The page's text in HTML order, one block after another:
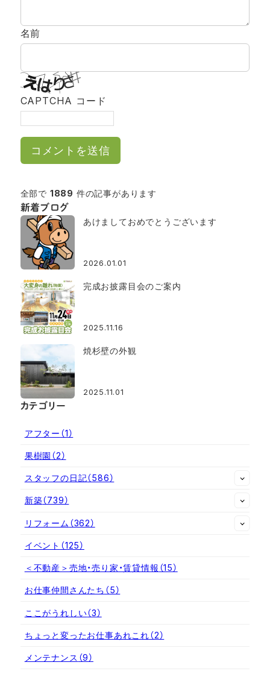
名前
CAPTCHA コード
全部で 1889 件の記事があります
新着ブログ
あけましておめでとうございます
2026.01.01
完成お披露目会のご案内
2025.11.16
焼杉壁の外観
2025.11.01
カテゴリー
アフター （1）
果樹園 （2）
スタッフの日記（586）
新築（739）
リフォーム （362）
イベント （125）
＜不動産＞売地・売り家・賃貸情報 （15）
お仕事仲間さんたち （5）
ここがうれしい（3）
ちょっと変ったお仕事あれこれ（2）
メンテナンス （9）